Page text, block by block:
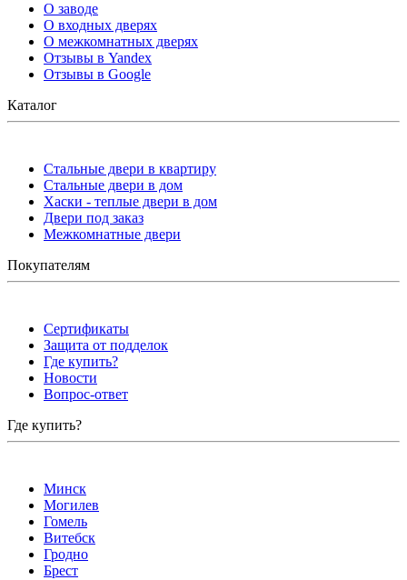
О заводе
О входных дверях
О межкомнатных дверях
Отзывы в Yandex
Отзывы в Google
Каталог
Стальные двери в квартиру
Стальные двери в дом
Хаски - теплые двери в дом
Двери под заказ
Межкомнатные двери
Покупателям
Сертификаты
Защита от подделок
Где купить?
Новости
Вопрос-ответ
Где купить?
Минск
Могилев
Гомель
Витебск
Гродно
Брест